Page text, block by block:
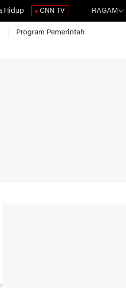
Hidup CNN TV RAGAM
Program Pemerintah